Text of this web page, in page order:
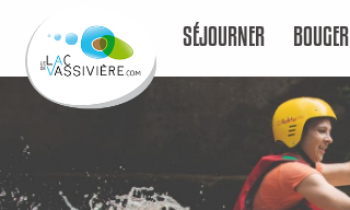
SÉJOURNER BOUGER